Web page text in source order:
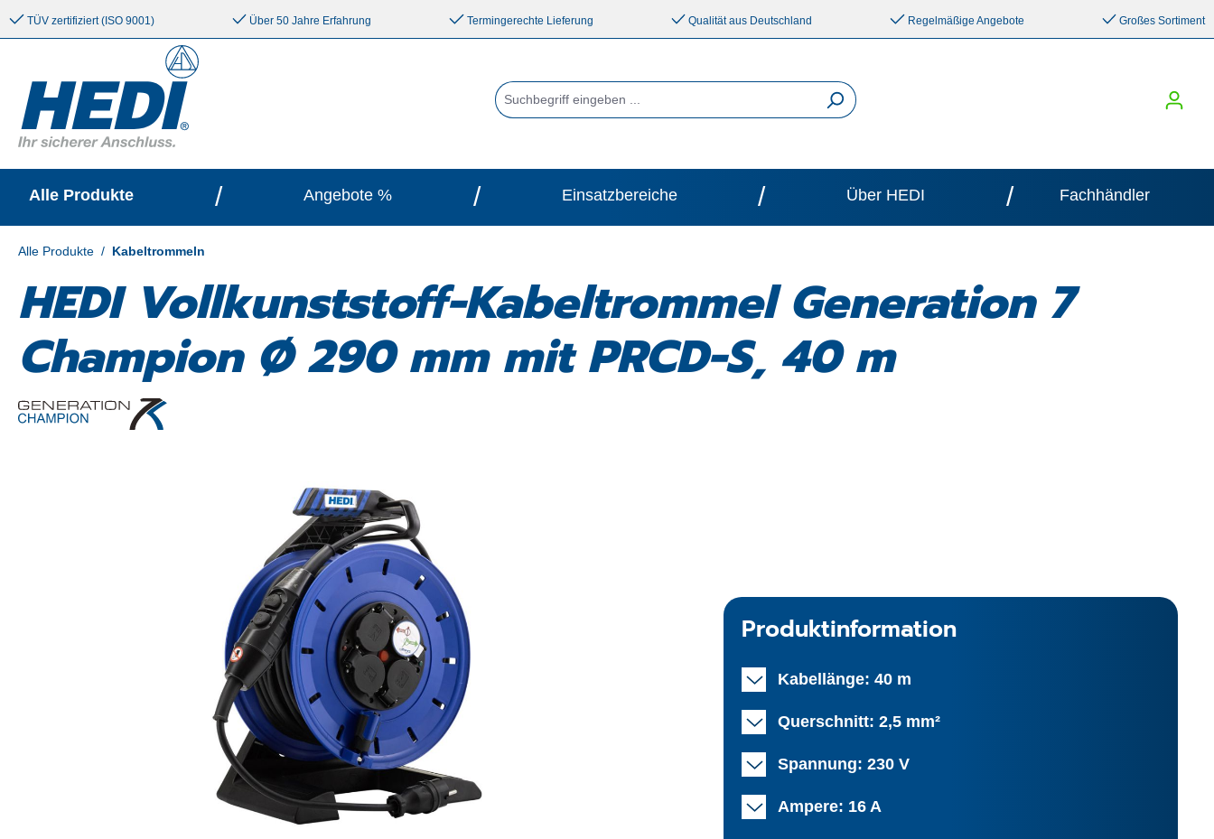
springen Zur Hauptnavigation springen
TÜV zertifiziert (ISO 9001) Über 50 Jahre Erfahrung Termingerechte Lieferung Qualität aus Deutschland Regelmäßige Angebote Großes Sortiment
Alle Produkte / Angebote % / Einsatzbereiche / Über HEDI / Fachhändler
Alle Produkte / Kabeltrommeln
HEDI Vollkunststoff-Kabeltrommel Generation 7
Champion Ø 290 mm mit PRCD-S, 40 m
Produktinformation
Kabellänge: 40 m
Querschnitt: 2,5 mm²
Spannung: 230 V
Ampere: 16 A